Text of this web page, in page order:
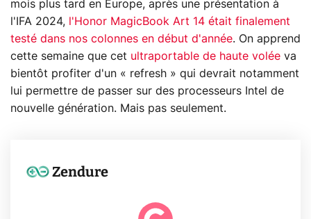
mois plus tard en Europe, après une présentation à
l'IFA 2024,
l'Honor MagicBook Art 14 était finalement
testé dans nos colonnes en début d'année. On apprend
cette semaine que cet ultraportable de haute volée va
bientôt profiter d'un « refresh » qui devrait notamment
lui permettre de passer sur des processeurs Intel de
nouvelle génération. Mais pas seulement.
Zendure